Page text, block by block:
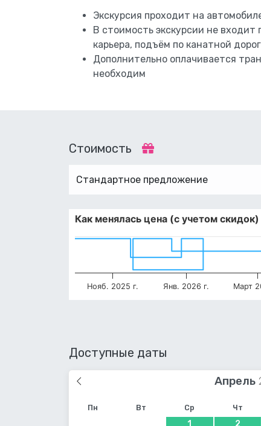
Экскурсия проходит на
В стоимость экскурсии не
карьера, подъём по канатной
Дополнительно оплачивается
необходим
Стоимость
Стандартное предложение
Как менялась цена (с учетом скидок)
Нояб. 2025 г. Янв. 2026 г. Март
Доступные даты
Апрель
Пн Вт Ср Чт
1 2